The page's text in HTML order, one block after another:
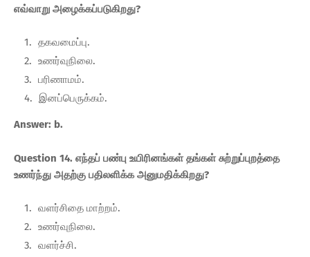
எவ்வாறு அழைக்கப்படுகிறது?
தகவமைப்பு.
உணர்வுநிலை.
பரிணாமம்.
இனப்பெருக்கம்.
Answer: b.
Question 14. எந்தப் பண்பு உயிரினங்கள் தங்கள் சுற்றுப்புறத்தை
உணர்ந்து அதற்கு பதிலளிக்க அனுமதிக்கிறது?
வளர்சிதை மாற்றம்.
உணர்வுநிலை.
வளர்ச்சி.